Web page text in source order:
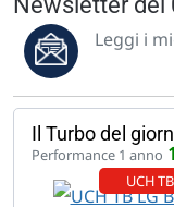
Leggi i
Il Turbo del
Performance 1 anno
UCH